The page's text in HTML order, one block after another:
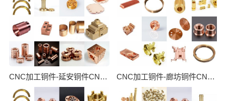
CNC加工铜件-延安铜件CNC批量加工 CNC加工铜件-廊坊铜件CNC批量加工